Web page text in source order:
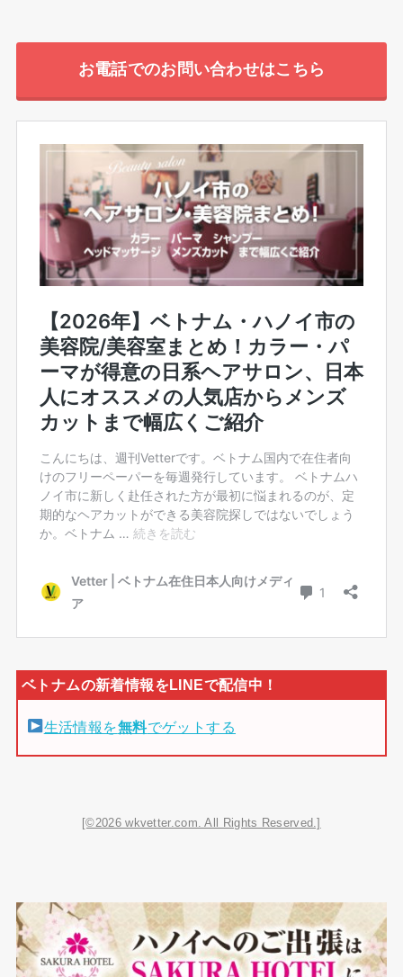
お電話でのお問い合わせはこちら
生活情報を無料でゲットする
[©2026 wkvetter.com. All Rights Reserved.]